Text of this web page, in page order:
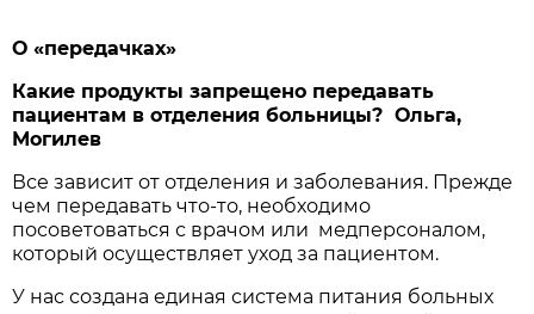
О «передачках»
Какие продукты запрещено передавать
пациентам в отделения больницы? Ольга,
Могилев
Все зависит от отделения и заболевания. Прежде
чем передавать что-то, необходимо
посоветоваться с врачом или медперсоналом,
который осуществляет уход за пациентом.
У нас создана единая система питания больных